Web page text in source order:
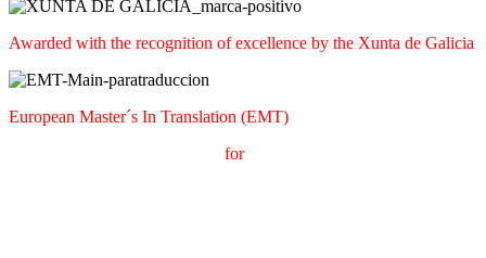
Awarded with the recognition of excellence by the Xunta de Galicia
European Master´s In Translation (EMT)
forInternational